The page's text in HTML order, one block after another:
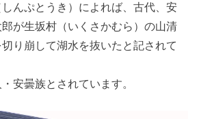
んぷとうき）によれば、古代、安
が生坂村（いくさかむら）の山清
り崩して湖水を抜いたと記されて
安曇族とされています。